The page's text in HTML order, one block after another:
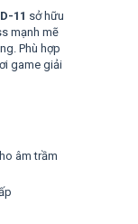
11 sở hữu
mạnh mẽ
Phù hợp
game giải
âm trầm